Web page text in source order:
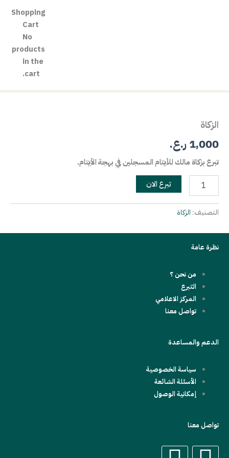
Shopping
Cart
No
products
in the
cart.
الزكاة
1,000ر.ع.
تبرع بزكاة مالك للأيتام المسجلين في بهجة الأيتام.
تبرع الان
التصنيف: الزكاة
نظرة عامة
من نحن ؟
التبرع
المركز الاعلامي
تواصل معنا
الدعم والمساعدة
سياسة الخصوصية
الأسئلة الشائعة
إمكانية الوصول
تواصل معنا